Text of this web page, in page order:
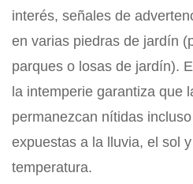
interés, señales de
en varias piedras de jardín
parques o losas de jardín).
la intemperie garantiza que
permanezcan nítidas
expuestas a la lluvia, el sol
temperatura.